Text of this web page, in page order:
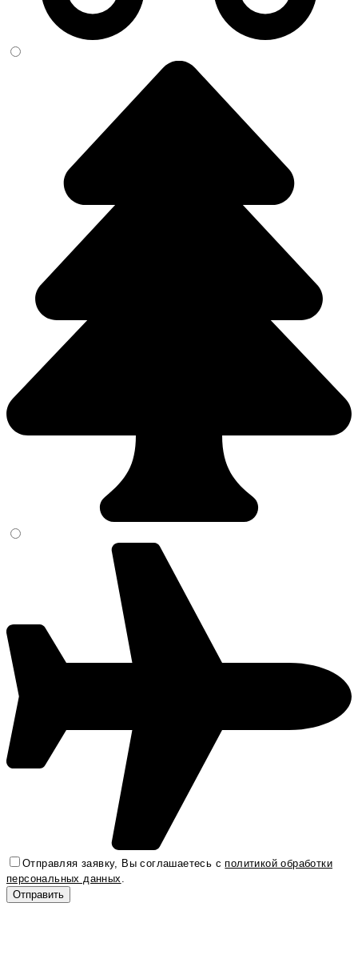
Отправляя заявку, Вы соглашаетесь сполитикой обработки
персональных данных